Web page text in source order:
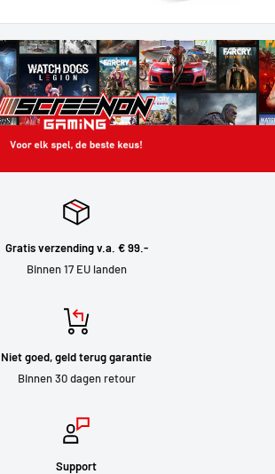
Gratis verzending v.a. € 99.-
Binnen 17 EU landen
Niet goed, geld terug garantie
Binnen 30 dagen retour
Support